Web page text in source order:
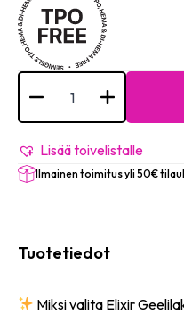
Elixir
Semi
-
(Bright
Flamingo)
8ml
Lisää toivelistalle
Ilmainen toimitus yli 50€
Tuotetiedot
Miksi valita Elixir